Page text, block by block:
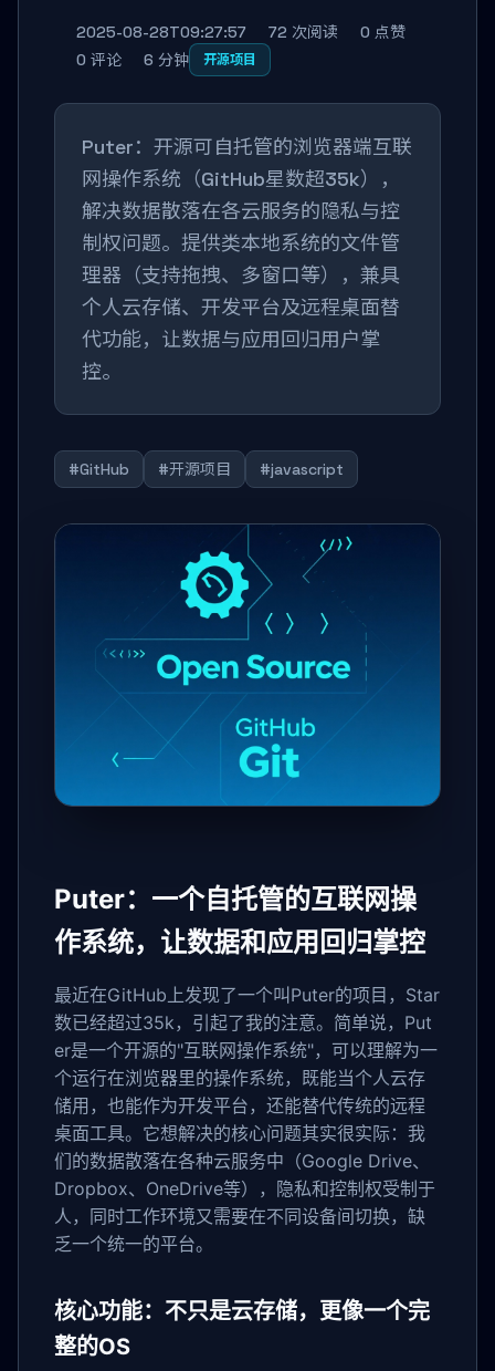
2025-08-28T09:27:57 72 次阅读
0 点赞
0 评论
6 分钟 开源项目
Puter：开源可自托管的浏览器端互联
网操作系统（GitHub星数超35k），
解决数据散落在各云服务的隐私与控
制权问题。提供类本地系统的文件管
理器（支持拖拽、多窗口等），兼具
个人云存储、开发平台及远程桌面替
代功能，让数据与应用回归用户掌
控。
#GitHub #开源项目 #javascript
Puter：一个自托管的互联网操
作系统，让数据和应用回归掌控
最近在GitHub上发现了一个叫Puter的项目，Star
数已经超过35k，引起了我的注意。简单说，Put
er是一个开源的"互联网操作系统"，可以理解为一
个运行在浏览器里的操作系统，既能当个人云存
储用，也能作为开发平台，还能替代传统的远程
桌面工具。它想解决的核心问题其实很实际：我
们的数据散落在各种云服务中（Google Drive、
Dropbox、OneDrive等），隐私和控制权受制于
人，同时工作环境又需要在不同设备间切换，缺
乏一个统一的平台。
核心功能：不只是云存储，更像一个完
整的OS